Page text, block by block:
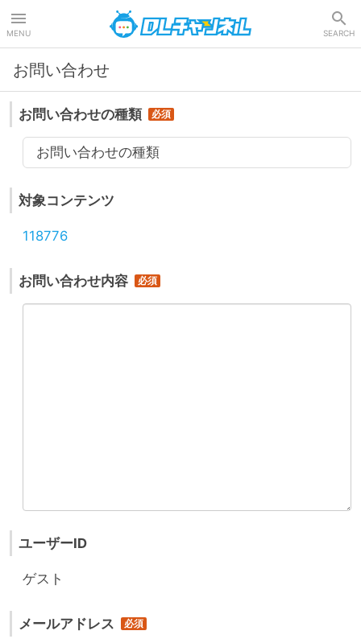
MENU SEARCH
お問い合わせ
お問い合わせの種類
お問い合わせの種類
対象コンテンツ
118776
お問い合わせ内容
ユーザーID
ゲスト
メールアドレス